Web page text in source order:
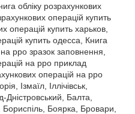
обліку розрахункових
операцій купить
операцій купить харьков,
купить одесса, Книга
рро зразок заповнення,
на рро приклад
операцій на рро
Ізмаїл, Іллічівськ,
Дністровський, Балта,
Боярка, Бровари,